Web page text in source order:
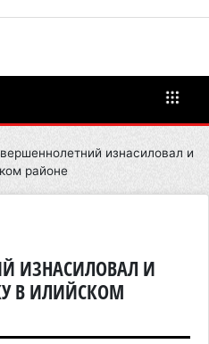
изнасиловал и
районе
ИЗНАСИЛОВАЛ И
В ИЛИЙСКОМ